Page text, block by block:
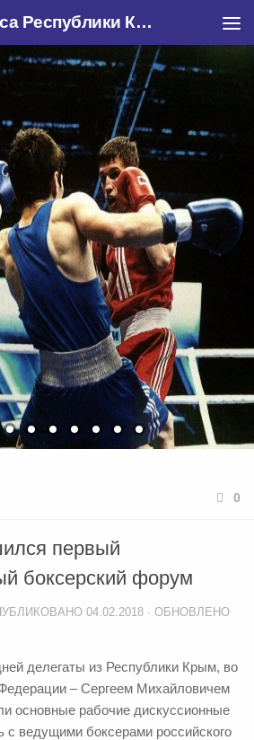
«Федерация бокса Республики Крым»
0
первый
боксерский форум
04.02.2018 · ОБНОВЛЕНО
делегаты из Республики Крым, во
– Сергеем Михайловичем
основные рабочие дискуссионные
ведущими боксерами российского